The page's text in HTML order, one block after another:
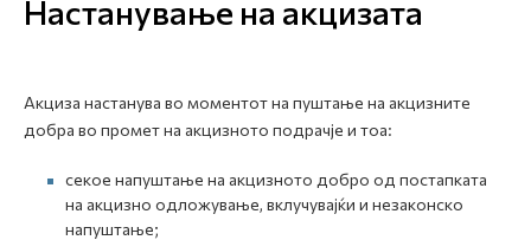
Физички лица
Е-Царина
Медиа центар
Настанување на акцизата
Акциза настанува во моментот на пуштање на акцизните
добра во промет на акцизното подрачје и тоа:
секое напуштање на акцизното добро од постапката
на акцизно одложување, вклучувајќи и незаконско
напуштање;